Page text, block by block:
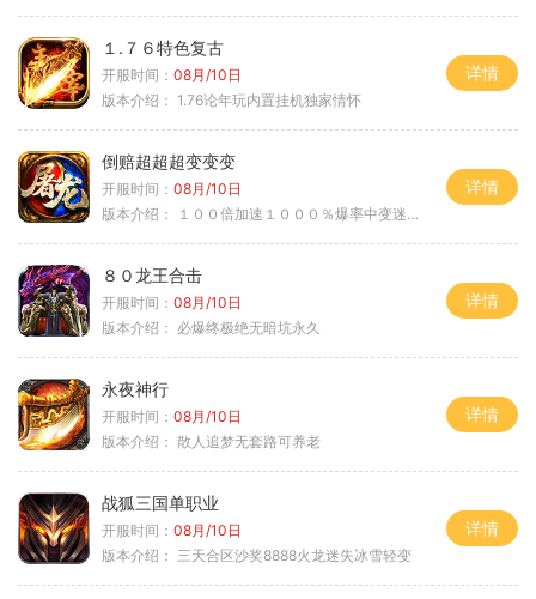
１.７６特色复古
开服时间： 08月/10日
版本介绍： 1.76论年玩内置挂机独家情怀
详情
倒赔超超超变变变
开服时间： 08月/10日
版本介绍：
１００倍加速１０００％爆率中变迷失单职
详情
８０龙王合击
开服时间： 08月/10日
版本介绍： 必爆终极绝无暗坑永久
详情
永夜神行
开服时间： 08月/10日
版本介绍： 散人追梦无套路可养老
详情
战狐三国单职业
开服时间： 08月/10日
版本介绍： 三天合区沙奖8888火龙迷失冰雪轻变
详情